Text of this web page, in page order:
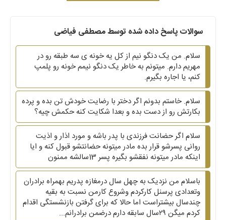
سوالات پاسخ داده شده توسط مصطفی فیاضی
سلام. من یک دنگو نیم از کل یه خونه ی سه طبقه رو در
مهریم دارم. میتونم به خاطر یک دنگو نیمم خونه رو پلمپ
کنم، یا اجاره بگیرم.
سلام. خاستم بدونم اگر دختر با رضایت خودش تن بده و پرده
بکارتش رو از دست بده و بعدا شکایت کنه حکمش چیه؟
سلام اگر حضانت فرزندی با پدر باشه و مورد اذار و اذیت
روانی پسرشو قرار بده مادر میتونه حضانتشو قبول کنه و ایا
اینکه مادر میتونه نفقشو بگیره پسر 13سالشه ممنون
باسلام من نزدیک به چهل سال درمغازه پدریم بهمراه برادران
وتعدادی پرسنل کارکردم وشروع کارمن نسبت به بقیه
چندسال بیشتراست اما حالا که برای گرفتن بازنشستگی اقدام
کردم میگن ۲۹سال سابقه دارم درضمن برادرانم...